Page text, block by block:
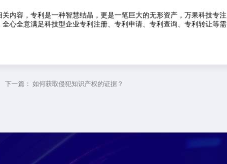
容，专利是一种智慧结晶，更是一笔巨大的无形资产，万果科技专注
心全意满足科技型企业专利注册、专利申请、专利查询、专利转让等需
下一篇： 如何获取侵犯知识产权的证据？